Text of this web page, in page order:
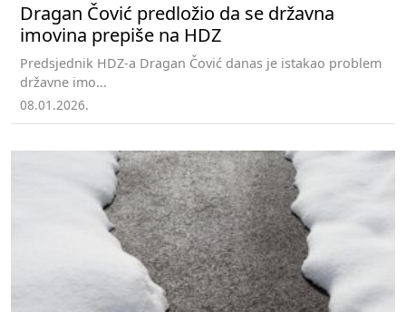
Dragan Čović predložio da se državna
imovina prepiše na HDZ
Predsjednik HDZ-a Dragan Čović danas je istakao problem
državne imo...
08.01.2026.